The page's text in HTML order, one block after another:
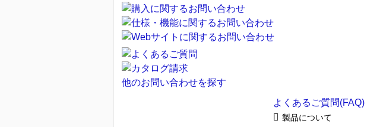
他のお問い合わせを探す
よくあるご質問(FAQ)
製品について